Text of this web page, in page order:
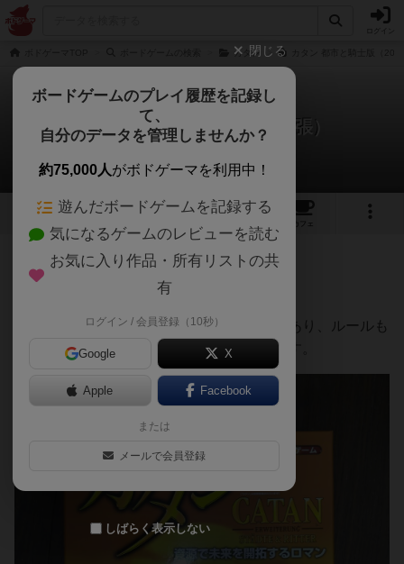
カタン
カタン： 都市と騎士版（拡張）
Hideさんのレビュー
17 2 13
カフェ
552名 2名 0 約6年前
拡張版なので、基本版をプレーしたことがあり、ルールも
ある程度は知っていることを前提に書きます。
閉じる
ボードゲームのプレイ履歴を記録し
て、
自分のデータを管理しませんか？
約75,000人がボドゲーマを利用中！
遊んだボードゲームを記録する
気になるゲームのレビューを読む
お気に入り作品・所有リストの共
有
ログイン / 会員登録（10秒）
Google X
Apple Facebook
または
メールで会員登録
しばらく表示しない